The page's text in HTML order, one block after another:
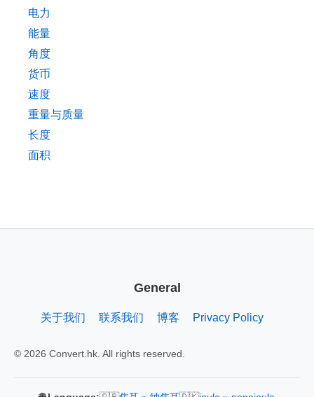
电力
能量
角度
货币
速度
重量与质量
长度
面积
General
关于我们 联系我们 博客 Privacy Policy
© 2026 Convert.hk. All rights reserved.